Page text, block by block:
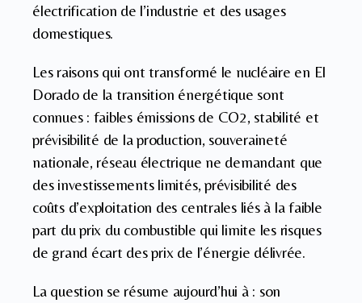
électrification de l’industrie et des usages
domestiques.
Les raisons qui ont transformé le nucléaire en El
Dorado de la transition énergétique sont
connues : faibles émissions de CO2, stabilité et
prévisibilité de la production, souveraineté
nationale, réseau électrique ne demandant que
des investissements limités, prévisibilité des
coûts d’exploitation des centrales liés à la faible
part du prix du combustible qui limite les risques
de grand écart des prix de l’énergie délivrée.
La question se résume aujourd’hui à : son